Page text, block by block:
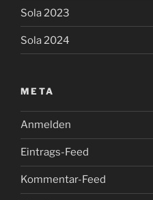
Sola 2023
Sola 2024
META
Anmelden
Eintrags-Feed
Kommentar-Feed